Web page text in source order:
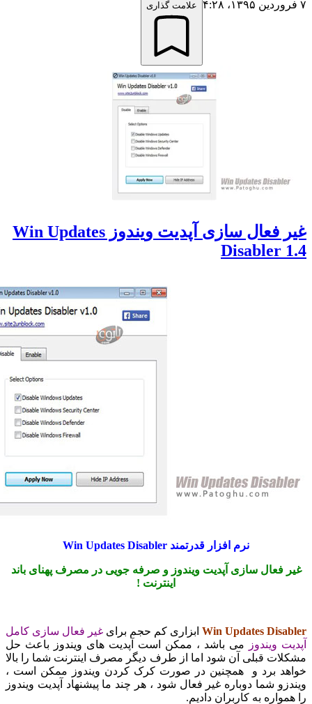
علامت گذاری
غیر فعال سازی آپدیت ویندوز Win Updates
Disabler
نرم افزار قدرتمند Win Updates Disabler
فعال سازی آپدیت ویندوز و صرفه جویی در مصرف پهنای باند
اینترنت !
Win Updatesابزاری کم حجم برای غیر فعال سازی کامل
ویندوزمی باشد ، ممکن است آپدیت های ویندوز باعث حل
قبلی آن شود اما از طرف دیگر مصرف اینترنت شما را بالا
برد و همچنین در صورت کرک کردن ویندوز ممکن است ،
شما دوباره غیر فعال شود ، هر چند ما پیشنهاد آپدیت ویندوز
به کاربران دادیم.